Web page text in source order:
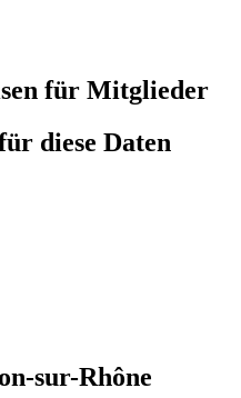
für Mitglieder
diese Daten
sur-Rhône